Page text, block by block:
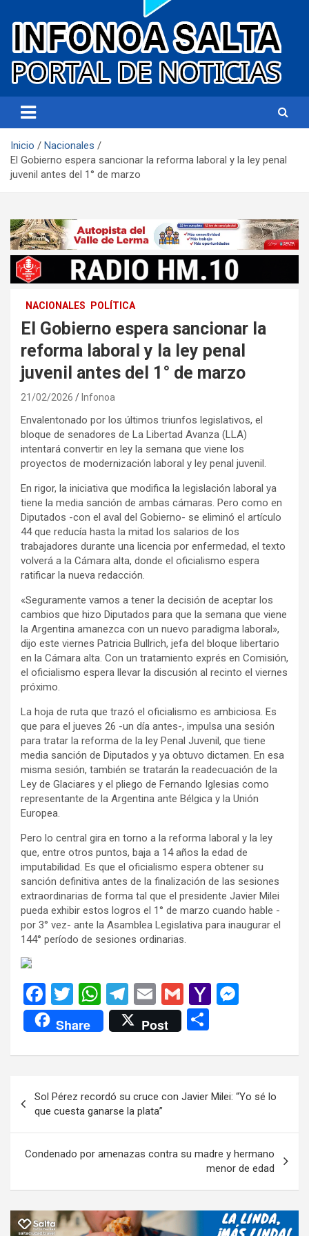
Infonoa Salta
Inicio
Nacionales
El Gobierno espera sancionar la reforma laboral y la ley penal
juvenil antes del 1° de marzo
NACIONALES POLÍTICA
El Gobierno espera sancionar la
reforma laboral y la ley penal
juvenil antes del 1° de marzo
21/02/2026 Infonoa
Envalentonado por los últimos triunfos legislativos, el
bloque de senadores de La Libertad Avanza (LLA)
intentará convertir en ley la semana que viene los
proyectos de modernización laboral y ley penal juvenil.
En rigor, la iniciativa que modifica la legislación laboral ya
tiene la media sanción de ambas cámaras. Pero como en
Diputados -con el aval del Gobierno- se eliminó el artículo
44 que reducía hasta la mitad los salarios de los
trabajadores durante una licencia por enfermedad, el texto
volverá a la Cámara alta, donde el oficialismo espera
ratificar la nueva redacción.
«Seguramente vamos a tener la decisión de aceptar los
cambios que hizo Diputados para que la semana que viene
la Argentina amanezca con un nuevo paradigma laboral»,
dijo este viernes Patricia Bullrich, jefa del bloque libertario
en la Cámara alta. Con un tratamiento exprés en Comisión,
el oficialismo espera llevar la discusión al recinto el viernes
próximo.
La hoja de ruta que trazó el oficialismo es ambiciosa. Es
que para el jueves 26 -un día antes-, impulsa una sesión
para tratar la reforma de la ley Penal Juvenil, que tiene
media sanción de Diputados y ya obtuvo dictamen. En esa
misma sesión, también se tratarán la readecuación de la
Ley de Glaciares y el pliego de Fernando Iglesias como
representante de la Argentina ante Bélgica y la Unión
Europea.
Pero lo central gira en torno a la reforma laboral y la ley
que, entre otros puntos, baja a 14 años la edad de
imputabilidad. Es que el oficialismo espera obtener su
sanción definitiva antes de la finalización de las sesiones
extraordinarias de forma tal que el presidente Javier Milei
pueda exhibir estos logros el 1° de marzo cuando hable -
por 3° vez- ante la Asamblea Legislativa para inaugurar el
144° período de sesiones ordinarias.
F
a
ce
b
o
k
T
wi
tt
er
W
h
at
s
p
p
T
el
e
gr
m
E
m
ail
G
m
ail
Y
o
M
ail
n
er
Share Post
m
p
ar
tir
de
entradas
Sol Pérez recordó su cruce con Javier Milei: “Yo sé lo
que cuesta ganarse la plata”
Condenado por amenazas contra su madre y hermano
menor de edad